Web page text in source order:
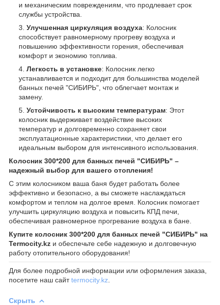
и механическим повреждениям, что продлевает срок
службы устройства.
Улучшенная циркуляция воздуха: Колосник
способствует равномерному прогреву воздуха и
повышению эффективности горения, обеспечивая
комфорт и экономию топлива.
Легкость в установке: Колосник легко
устанавливается и подходит для большинства моделей
банных печей "СИБИРЬ", что облегчает монтаж и
замену.
Устойчивость к высоким температурам: Этот
колосник выдерживает воздействие высоких
температур и долговременно сохраняет свои
эксплуатационные характеристики, что делает его
идеальным выбором для интенсивного использования.
Колосник 300*200 для банных печей "СИБИРЬ" –
надежный выбор для вашего отопления!
С этим колосником ваша баня будет работать более
эффективно и безопасно, а вы сможете наслаждаться
комфортом и теплом на долгое время. Колосник помогает
улучшить циркуляцию воздуха и повысить КПД печи,
обеспечивая равномерное прогревание воздуха в бане.
Купите колосник 300*200 для банных печей "СИБИРЬ" на
Termocity.kz и обеспечьте себе надежную и долговечную
работу отопительного оборудования!
Для более подробной информации или оформления заказа,
посетите наш сайтtermocity.kz
Скрыть